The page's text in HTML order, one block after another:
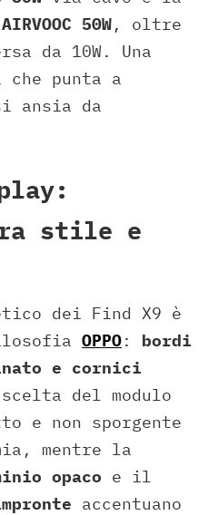
50W, oltre
da 10W. Una
che punta a
ansia da
stile e
dei Find X9 è
OPPO: bordi
e cornici
del modulo
e non sporgente
mentre la
opaco e il
accentuano